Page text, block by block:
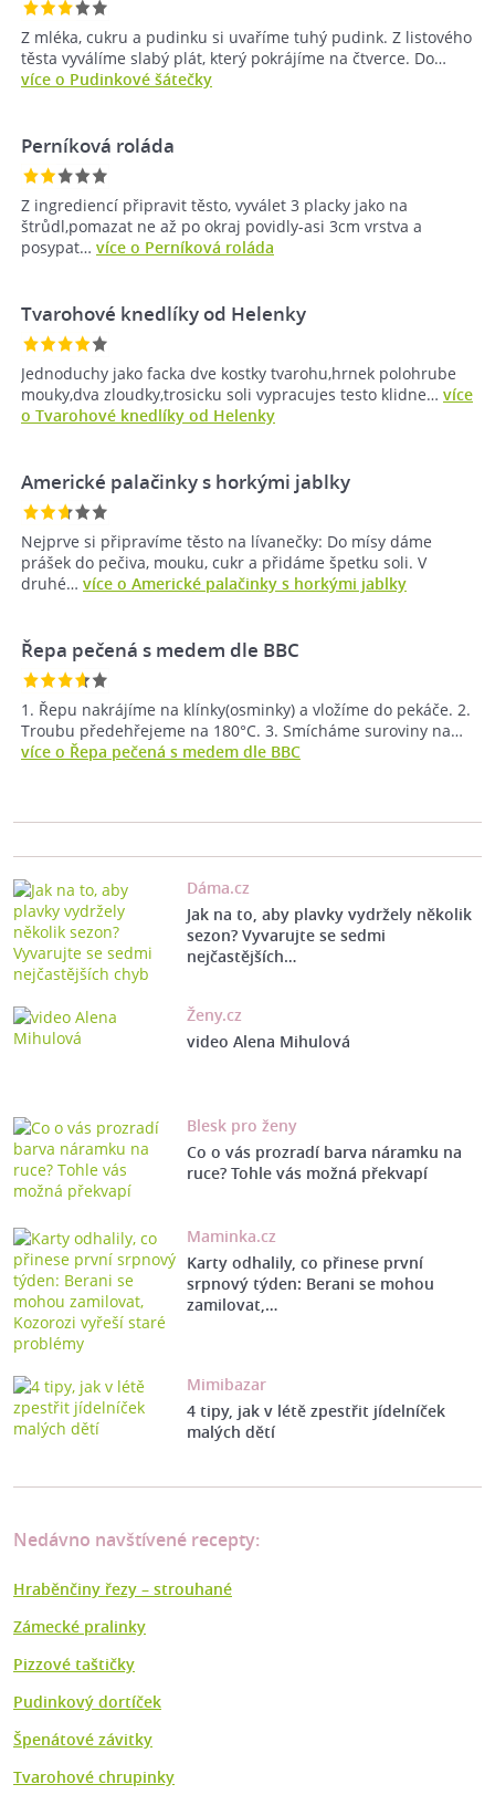
Z mléka, cukru a pudinku si uvaříme tuhý pudink. Z listového
těsta vyválíme slabý plát, který pokrájíme na čtverce. Do…
více o Pudinkové šátečky
Perníková roláda
Z ingrediencí připravit těsto, vyválet 3 placky jako na
štrůdl,pomazat ne až po okraj povidly-asi 3cm vrstva a
posypat… více o Perníková roláda
Tvarohové knedlíky od Helenky
Jednoduchy jako facka dve kostky tvarohu,hrnek polohrube
mouky,dva zloudky,trosicku soli vypracujes testo klidne… více
o Tvarohové knedlíky od Helenky
Americké palačinky s horkými jablky
Nejprve si připravíme těsto na lívanečky: Do mísy dáme
prášek do pečiva, mouku, cukr a přidáme špetku soli. V
druhé… více o Americké palačinky s horkými jablky
Řepa pečená s medem dle BBC
1. Řepu nakrájíme na klínky(osminky) a vložíme do pekáče. 2.
Troubu předehřejeme na 180°C. 3. Smícháme suroviny na…
více o Řepa pečená s medem dle BBC
Dáma.cz
Jak na to, aby plavky vydržely několik
sezon? Vyvarujte se sedmi
nejčastějších…
Ženy.cz
video Alena Mihulová
Blesk pro ženy
Co o vás prozradí barva náramku na
ruce? Tohle vás možná překvapí
Maminka.cz
Karty odhalily, co přinese první
srpnový týden: Berani se mohou
zamilovat,…
Mimibazar
4 tipy, jak v létě zpestřit jídelníček
malých dětí
Nedávno navštívené recepty:
Hraběnčiny řezy – strouhané
Zámecké pralinky
Pizzové taštičky
Pudinkový dortíček
Špenátové závitky
Tvarohové chrupinky